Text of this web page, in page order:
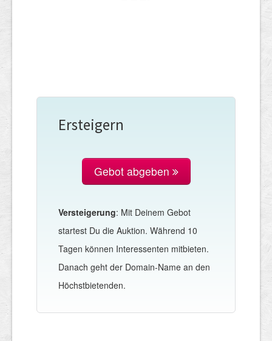
Ersteigern
Gebot abgeben
Versteigerung: Mit Deinem Gebot
startest Du die Auktion. Während 10
Tagen können Interessenten mitbieten.
Danach geht der Domain-Name an den
Höchstbietenden.